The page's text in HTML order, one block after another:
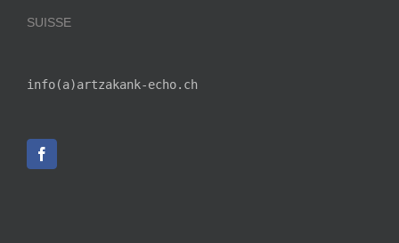
SUISSE
info(a)artzakank-echo.ch